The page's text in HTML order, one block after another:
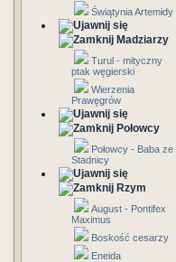
Świątynia Artemidy
Madziarzy
Turul - mityczny
ptak węgierski
Wierzenia
Prawęgrów
Połowcy
Połowcy - Baba ze
Stadnicy
Rzym
August - Pontifex
Maximus
Boskość cesarzy
Eneida